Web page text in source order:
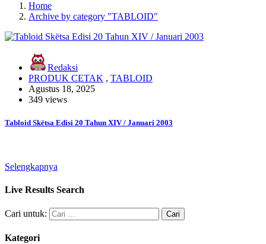
Home
Archive by category "TABLOID"
Redaksi
PRODUK CETAK , TABLOID
Agustus 18, 2025
349 views
Tabloid Skëtsa Edisi 20 Tahun XIV / Januari 2003
Selengkapnya
Live Results Search
Cari untuk:
Kategori